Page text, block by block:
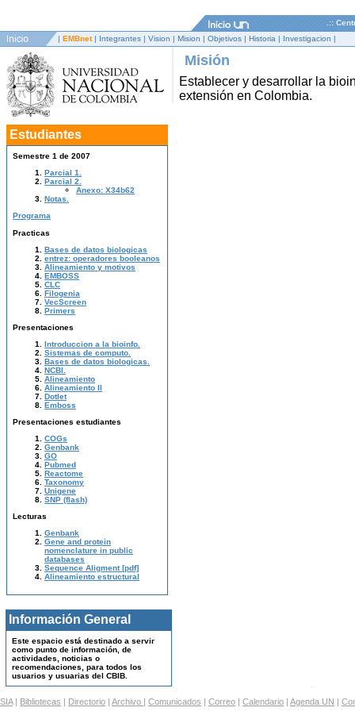
.::
| EMBnet| Integrantes | Vision | Mision | Objetivos | Historia | Investigacion |
Estudiantes
Semestre 1 de 2007
Parcial 1.
Parcial 2.
Anexo: X34b62
Notas.
Programa
Practicas
Bases de datos biologicas
entrez: operadores booleanos
Alineamiento y motivos
EMBOSS
CLC
Filogenia
VecScreen
Primers
Presentaciones
Introduccion a la bioinfo.
Sistemas de computo.
Bases de datos biologicas.
NCBI.
Alineamiento
Alineamiento II
Dotlet
Emboss
Presentaciones estudiantes
COGs
Genbank
GO
Pubmed
Reactome
Taxonomy
Unigene
SNP (flash)
Lecturas
Genbank
Gene and protein
nomenclature in public
databases
Sequence Aligment [pdf]
Alineamiento estructural
Información General
Este espacio está destinado a servir
como punto de información, de
actividades, noticias o
recomendaciones, para todos los
usuarios y usuarias del CBIB.
Misión
Establecer y desarrollar la
extensión en Colombia.
SIA| Bibliotecas | Directorio | Archivo | Comunicados | Correo | Calendario | Agenda UN |